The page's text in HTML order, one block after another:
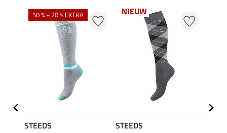
50 % + 20 % EXTRA
STEEDS
NIEUW
STEEDS